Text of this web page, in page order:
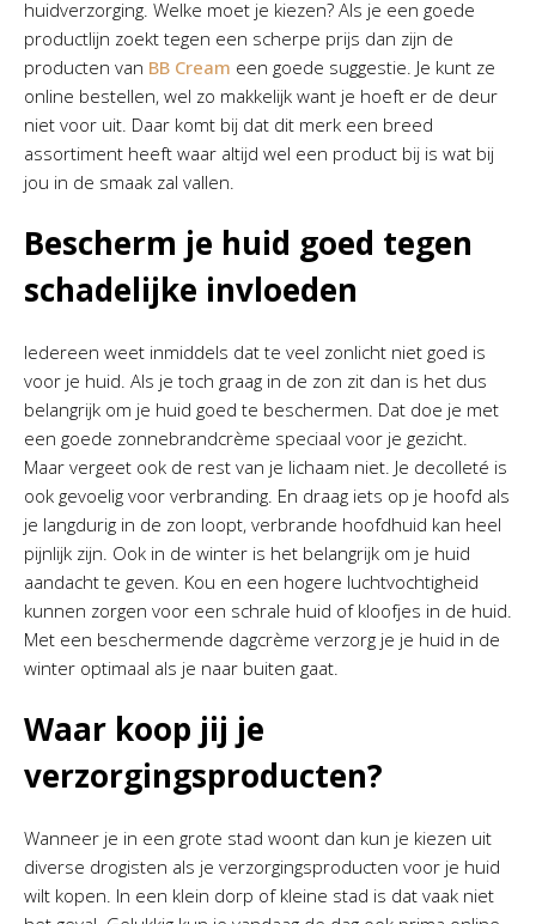
huidverzorging. Welke moet je kiezen? Als je een goede
productlijn zoekt tegen een scherpe prijs dan zijn de
producten van BB Cream een goede suggestie. Je kunt ze
online bestellen, wel zo makkelijk want je hoeft er de deur
niet voor uit. Daar komt bij dat dit merk een breed
assortiment heeft waar altijd wel een product bij is wat bij
jou in de smaak zal vallen.
Bescherm je huid goed tegen
schadelijke invloeden
Iedereen weet inmiddels dat te veel zonlicht niet goed is
voor je huid. Als je toch graag in de zon zit dan is het dus
belangrijk om je huid goed te beschermen. Dat doe je met
een goede zonnebrandcrème speciaal voor je gezicht.
Maar vergeet ook de rest van je lichaam niet. Je decolleté is
ook gevoelig voor verbranding. En draag iets op je hoofd als
je langdurig in de zon loopt, verbrande hoofdhuid kan heel
pijnlijk zijn. Ook in de winter is het belangrijk om je huid
aandacht te geven. Kou en een hogere luchtvochtigheid
kunnen zorgen voor een schrale huid of kloofjes in de huid.
Met een beschermende dagcrème verzorg je je huid in de
winter optimaal als je naar buiten gaat.
Waar koop jij je
verzorgingsproducten?
Wanneer je in een grote stad woont dan kun je kiezen uit
diverse drogisten als je verzorgingsproducten voor je huid
wilt kopen. In een klein dorp of kleine stad is dat vaak niet